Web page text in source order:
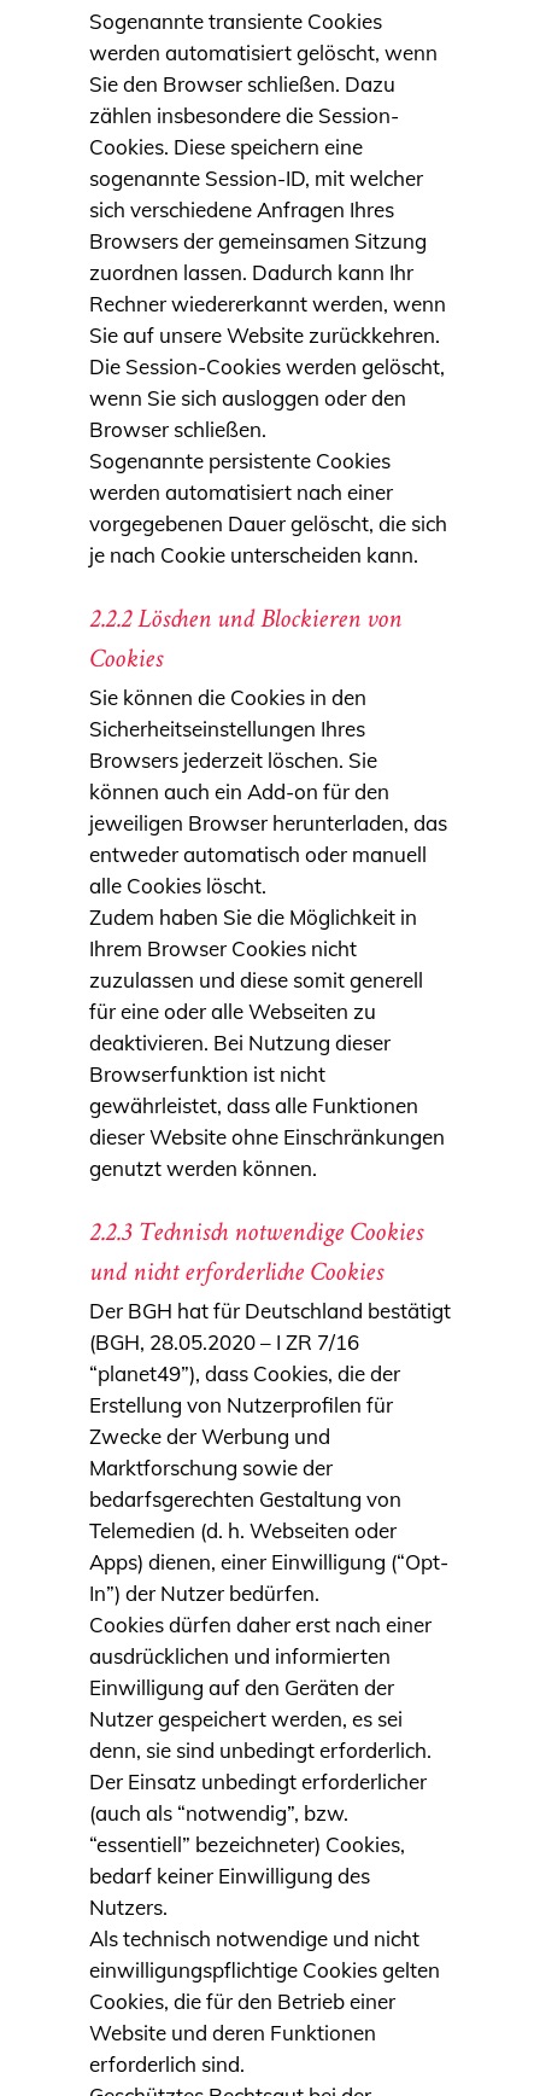
Sogenannte transiente Cookies
werden automatisiert gelöscht, wenn
Sie den Browser schließen. Dazu
zählen insbesondere die Session-
Cookies. Diese speichern eine
sogenannte Session-ID, mit welcher
sich verschiedene Anfragen Ihres
Browsers der gemeinsamen Sitzung
zuordnen lassen. Dadurch kann Ihr
Rechner wiedererkannt werden, wenn
Sie auf unsere Website zurückkehren.
Die Session-Cookies werden gelöscht,
wenn Sie sich ausloggen oder den
Browser schließen.
Sogenannte persistente Cookies
werden automatisiert nach einer
vorgegebenen Dauer gelöscht, die sich
je nach Cookie unterscheiden kann.
2.2.2 Löschen und Blockieren von
Cookies
Sie können die Cookies in den
Sicherheitseinstellungen Ihres
Browsers jederzeit löschen. Sie
können auch ein Add-on für den
jeweiligen Browser herunterladen, das
entweder automatisch oder manuell
alle Cookies löscht.
Zudem haben Sie die Möglichkeit in
Ihrem Browser Cookies nicht
zuzulassen und diese somit generell
für eine oder alle Webseiten zu
deaktivieren. Bei Nutzung dieser
Browserfunktion ist nicht
gewährleistet, dass alle Funktionen
dieser Website ohne Einschränkungen
genutzt werden können.
2.2.3 Technisch notwendige Cookies
und nicht erforderliche Cookies
Der BGH hat für Deutschland bestätigt
(BGH, 28.05.2020 – I ZR 7/16
“planet49”), dass Cookies, die der
Erstellung von Nutzerprofilen für
Zwecke der Werbung und
Marktforschung sowie der
bedarfsgerechten Gestaltung von
Telemedien (d. h. Webseiten oder
Apps) dienen, einer Einwilligung (“Opt-
In”) der Nutzer bedürfen.
Cookies dürfen daher erst nach einer
ausdrücklichen und informierten
Einwilligung auf den Geräten der
Nutzer gespeichert werden, es sei
denn, sie sind unbedingt erforderlich.
Der Einsatz unbedingt erforderlicher
(auch als “notwendig”, bzw.
“essentiell” bezeichneter) Cookies,
bedarf keiner Einwilligung des
Nutzers.
Als technisch notwendige und nicht
einwilligungspflichtige Cookies gelten
Cookies, die für den Betrieb einer
Website und deren Funktionen
erforderlich sind.